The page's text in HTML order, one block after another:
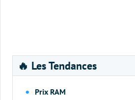
🔥 Les Tendances
Prix RAM